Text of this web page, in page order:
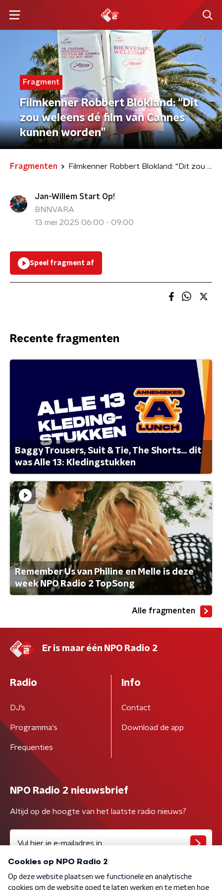
Fragment
Filmkenner Robbert Blokland: “Dit
zou weleens dé film van Cannes
kunnen worden”
Fragmenten Filmkenner Robbert Blokland: “Dit zou weleens dé film van Cannes kunnen worden”
Jan-Willem Start Op!
BNNVARA
13 mei 2025 06:00 - 09:00
Speel fragment af
Recente fragmenten
Baggy Trousers, Suit & Tie, The Shorts... dit
was Alle 13: Kledingstukken
Remember Us van Philine en Melle is deze
week NPO Radio 2 TopSong
Alle fragmenten
Er is maar één NPO Radio 2
Radio
DJ’s
Programma's
Frequenties
Info
Contact
Download de app
NPO Radio 2 nieuwsbrief
Altijd op de hoogte van het laatste radio nieuws?